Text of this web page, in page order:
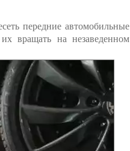
передние автомобильные
вращать на незаведенном